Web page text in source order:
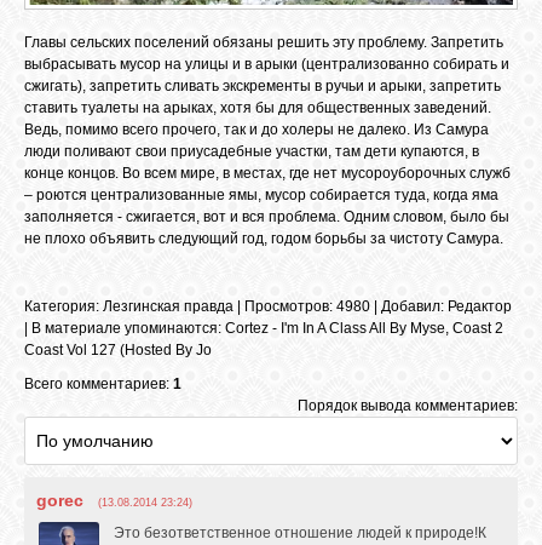
Главы сельских поселений обязаны решить эту проблему. Запретить
выбрасывать мусор на улицы и в арыки (централизованно собирать и
сжигать), запретить сливать экскременты в ручьи и арыки, запретить
ставить туалеты на арыках, хотя бы для общественных заведений.
Ведь, помимо всего прочего, так и до холеры не далеко. Из Самура
люди поливают свои приусадебные участки, там дети купаются, в
конце концов. Во всем мире, в местах, где нет мусороуборочных служб
– роются централизованные ямы, мусор собирается туда, когда яма
заполняется - сжигается, вот и вся проблема. Одним словом, было бы
не плохо объявить следующий год, годом борьбы за чистоту Самура.
Категория: Лезгинская правда Просмотров: 4980 | Добавил: Редактор
В материале упоминаются: Cortez - I'm In A Class All By Myse, Coast 2
Coast Vol 127 (Hosted By Jo
Всего комментариев: 1
Порядок вывода комментариев:
gorec (13.08.2014 23:24)
Это безответственное отношение людей к природе!К